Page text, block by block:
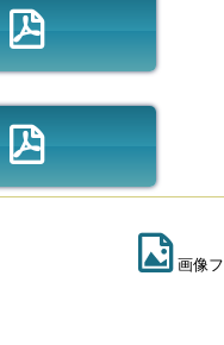
画像